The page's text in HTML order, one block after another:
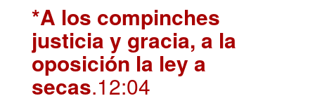
*A los compinches
justicia y gracia, a la
oposición la ley a
secas.12:04